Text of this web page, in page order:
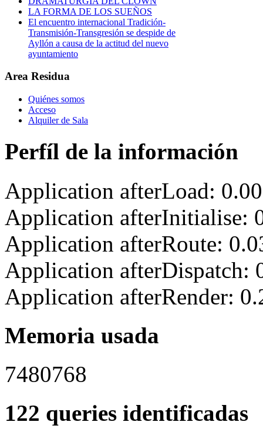
LA FORMA DE LOS SUEÑOS
El encuentro internacional Tradición-
Transmisión-Transgresión se despide de
Ayllón a causa de la actitud del nuevo
ayuntamiento
Area Residua
Quiénes somos
Acceso
Alquiler de Sala
Perfíl de la información
Application afterLoad:
Application afterInitialise:
Application afterRoute:
Application afterDispatch:
Application afterRender:
Memoria usada
7480768
122 queries identificadas